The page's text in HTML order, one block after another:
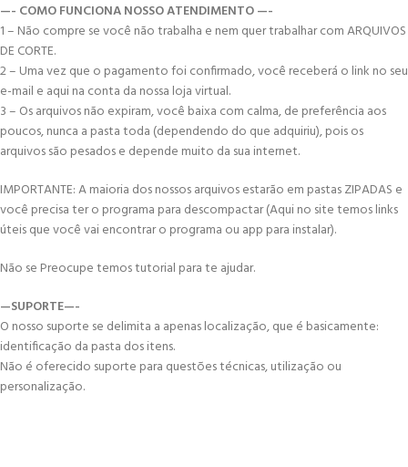
—- COMO FUNCIONA NOSSO ATENDIMENTO —-
1 – Não compre se você não trabalha e nem quer trabalhar com ARQUIVOS
DE CORTE.
2 – Uma vez que o pagamento foi confirmado, você receberá o link no seu
e-mail e aqui na conta da nossa loja virtual.
3 – Os arquivos não expiram, você baixa com calma, de preferência aos
poucos, nunca a pasta toda (dependendo do que adquiriu), pois os
arquivos são pesados e depende muito da sua internet.
IMPORTANTE: A maioria dos nossos arquivos estarão em pastas ZIPADAS e
você precisa ter o programa para descompactar (Aqui no site temos links
úteis que você vai encontrar o programa ou app para instalar).
Não se Preocupe temos tutorial para te ajudar.
—SUPORTE—-
O nosso suporte se delimita a apenas localização, que é basicamente:
identificação da pasta dos itens.
Não é oferecido suporte para questões técnicas, utilização ou
personalização.